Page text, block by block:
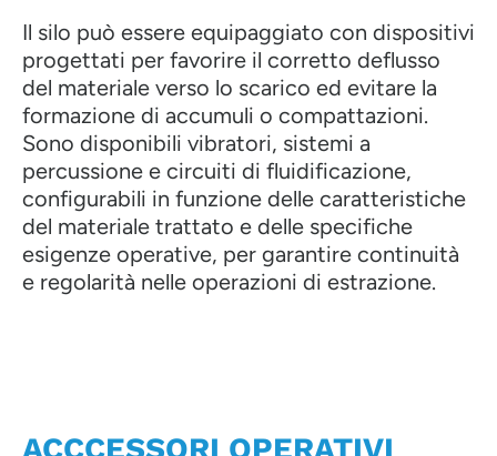
Il silo può essere equipaggiato con dispositivi
progettati per favorire il corretto deflusso
del materiale verso lo scarico ed evitare la
formazione di accumuli o compattazioni.
Sono disponibili vibratori, sistemi a
percussione e circuiti di fluidificazione,
configurabili in funzione delle caratteristiche
del materiale trattato e delle specifiche
esigenze operative, per garantire continuità
e regolarità nelle operazioni di estrazione.